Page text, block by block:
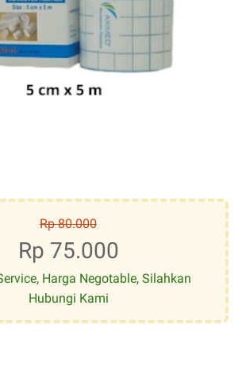
Rp 80.000
Rp 75.000
Harga Negotable, Silahkan
Hubungi Kami